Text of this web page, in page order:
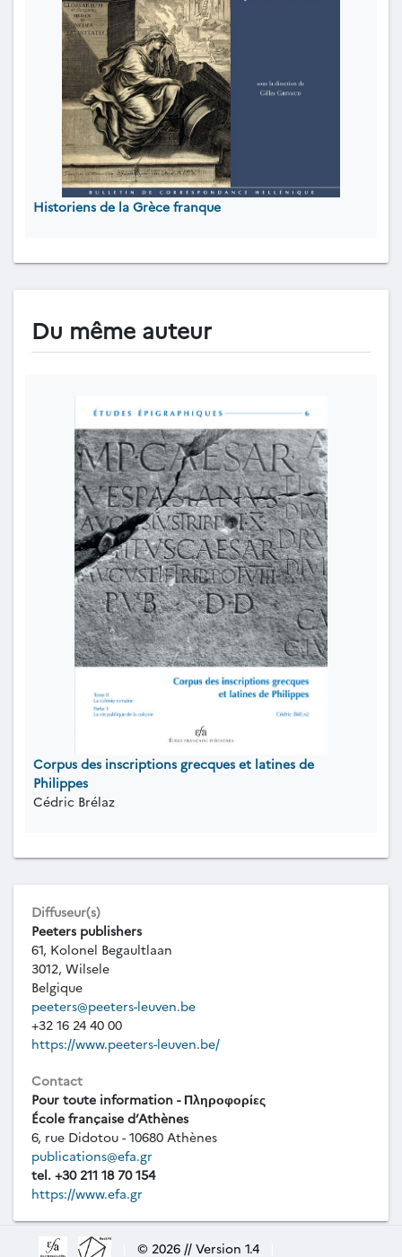
Historiens de la Grèce franque
Du même auteur
Corpus des inscriptions grecques et latines de
Philippes
Cédric Brélaz
Diffuseur(s)
Peeters publishers
61, Kolonel Begaultlaan
3012, Wilsele
Belgique
peeters@peeters-leuven.be
+32 16 24 40 00
https://www.peeters-leuven.be/
Contact
Pour toute information - Πληροφορίες
École française d’Athènes
6, rue Didotou - 10680 Athènes
publications@efa.gr
tel. +30 211 18 70 154
https://www.efa.gr
© 2026 // Version 1.4